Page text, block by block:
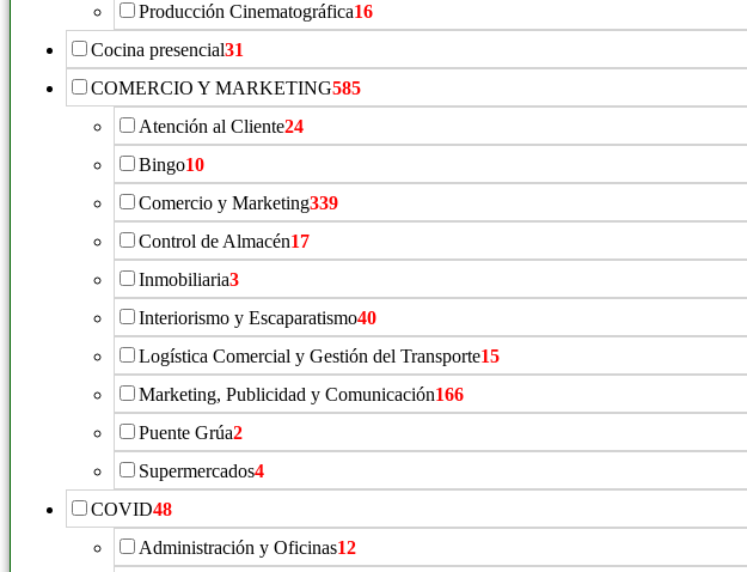
Producción Cinematográfica16
Cocina presencial31
COMERCIO Y MARKETING585
Atención al Cliente24
Bingo10
Comercio y Marketing339
Control de Almacén17
Inmobiliaria3
Interiorismo y Escaparatismo40
Logística Comercial y Gestión del Transporte15
Marketing, Publicidad y Comunicación166
Puente Grúa2
Supermercados4
COVID48
Administración y Oficinas12